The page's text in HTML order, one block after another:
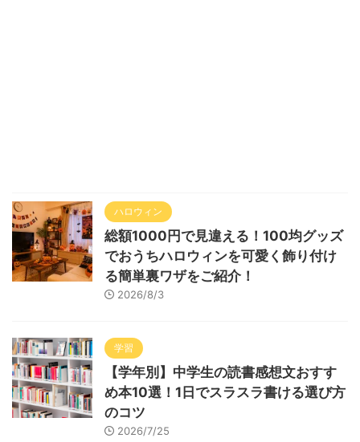
ハロウィン
総額1000円で見違える！100均グッズ
でおうちハロウィンを可愛く飾り付け
る簡単裏ワザをご紹介！
2026/8/3
学習
【学年別】中学生の読書感想文おすす
め本10選！1日でスラスラ書ける選び方
のコツ
2026/7/25